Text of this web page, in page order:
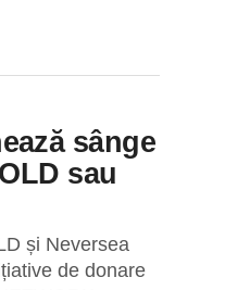
sânge
sau
și Neversea
de donare